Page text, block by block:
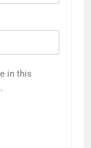
in this